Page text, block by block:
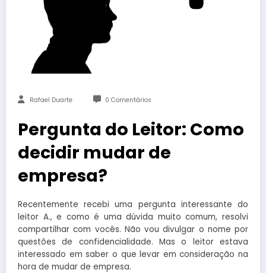
Rafael Duarte 0 Comentários
Pergunta do Leitor: Como
decidir mudar de
empresa?
Recentemente recebi uma pergunta interessante do
leitor A., e como é uma dúvida muito comum, resolvi
compartilhar com vocês. Não vou divulgar o nome por
questões de confidencialidade. Mas o leitor estava
interessado em saber o que levar em consideração na
hora de mudar de empresa.